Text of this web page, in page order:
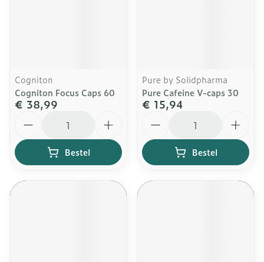
Cogniton
Cogniton Focus Caps 60
€ 38,99
Bestel
Pure by Solidpharma
Pure Cafeine V-caps 30
€ 15,94
Bestel